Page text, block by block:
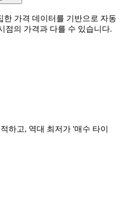
가격 데이터를 기반으로 자동
점의 가격과 다를 수 있습니다.
하고, 역대 최저가 '매수 타이